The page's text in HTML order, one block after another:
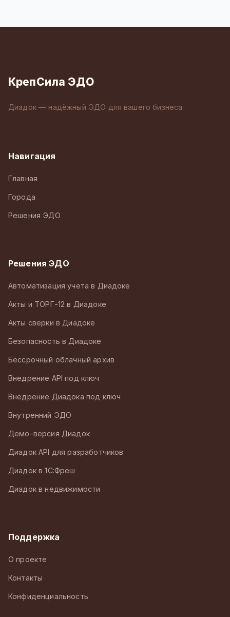
КрепСила ЭДО
Диадок — надёжный ЭДО для вашего бизнеса
Навигация
Главная
Города
Решения ЭДО
Решения ЭДО
Автоматизация учета в Диадоке
Акты и ТОРГ-12 в Диадоке
Акты сверки в Диадоке
Безопасность в Диадоке
Бессрочный облачный архив
Внедрение API под ключ
Внедрение Диадока под ключ
Внутренний ЭДО
Демо-версия Диадок
Диадок API для разработчиков
Диадок в 1С:Фреш
Диадок в недвижимости
Поддержка
О проекте
Контакты
Конфиденциальность